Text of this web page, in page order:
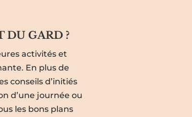
DU GARD ?
activités et
En plus de
conseils d’initiés
d’une journée ou
les bons plans